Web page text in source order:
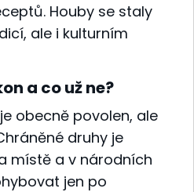
Houby se staly
ale i kulturním
a co už ne?
obecně povolen, ale
druhy je
místě a v národních
jen po